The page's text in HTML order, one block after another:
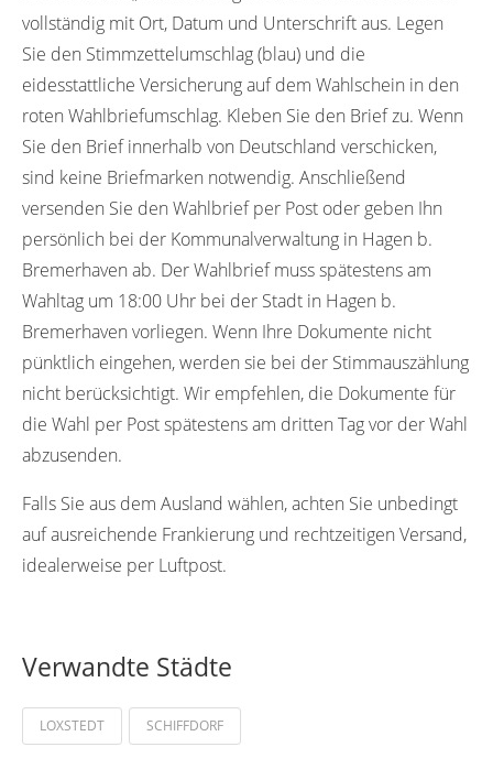
vollständig mit Ort, Datum und Unterschrift aus. Legen
Sie den Stimmzettelumschlag (blau) und die
eidesstattliche Versicherung auf dem Wahlschein in den
roten Wahlbriefumschlag. Kleben Sie den Brief zu. Wenn
Sie den Brief innerhalb von Deutschland verschicken,
sind keine Briefmarken notwendig. Anschließend
versenden Sie den Wahlbrief per Post oder geben Ihn
persönlich bei der Kommunalverwaltung in Hagen b.
Bremerhaven ab. Der Wahlbrief muss spätestens am
Wahltag um 18:00 Uhr bei der Stadt in Hagen b.
Bremerhaven vorliegen. Wenn Ihre Dokumente nicht
pünktlich eingehen, werden sie bei der Stimmauszählung
nicht berücksichtigt. Wir empfehlen, die Dokumente für
die Wahl per Post spätestens am dritten Tag vor der Wahl
abzusenden.
Falls Sie aus dem Ausland wählen, achten Sie unbedingt
auf ausreichende Frankierung und rechtzeitigen Versand,
idealerweise per Luftpost.
Verwandte Städte
LOXSTEDT SCHIFFDORF